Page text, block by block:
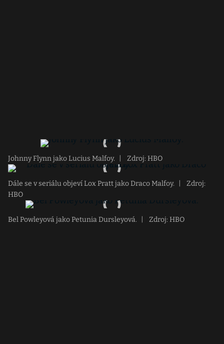
Johnny Flynn jako Lucius Malfoy. Zdroj: HBO
Dále se v seriálu objeví Lox Pratt jako Draco Malfoy.
Zdroj:
HBO
Bel Powleyová jako Petunia Dursleyová. Zdroj: HBO